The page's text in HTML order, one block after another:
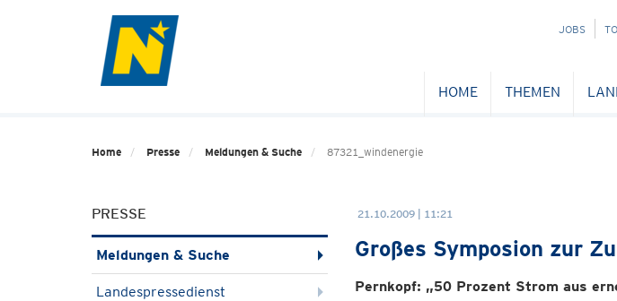
NAVIGATION
JOBS
HOME THEMEN
Home Presse Meldungen & Suche 87321_windenergie
PRESSE
Meldungen & Suche
Landespressedienst
21.10.2009 | 11:21
Großes Symposion zur
Pernkopf: „50 Prozent Strom aus